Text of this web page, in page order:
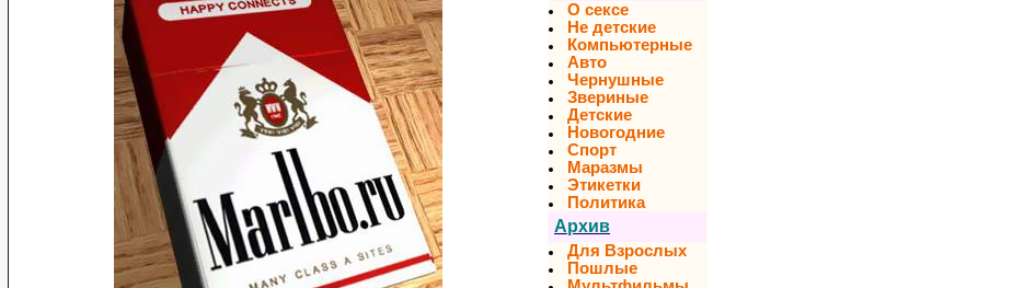
О сексе
Не детские
Компьютерные
Авто
Чернушные
Звериные
Детские
Новогодние
Спорт
Маразмы
Этикетки
Политика
Архив
Для Взрослых
Пошлые